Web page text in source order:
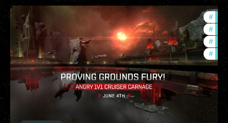
#
# pvp
#
# in-